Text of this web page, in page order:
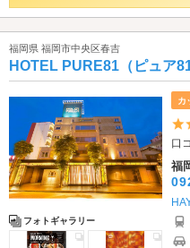
福岡県 福岡市中央区春吉
HOTEL PURE81（ピュア
フォトギャラリー
カ
口
福